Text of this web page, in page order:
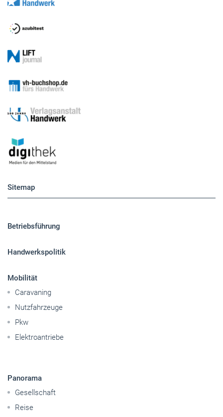
Sitemap
Betriebsführung
Handwerkspolitik
Mobilität
Caravaning
Nutzfahrzeuge
Pkw
Elektroantriebe
Panorama
Gesellschaft
Reise